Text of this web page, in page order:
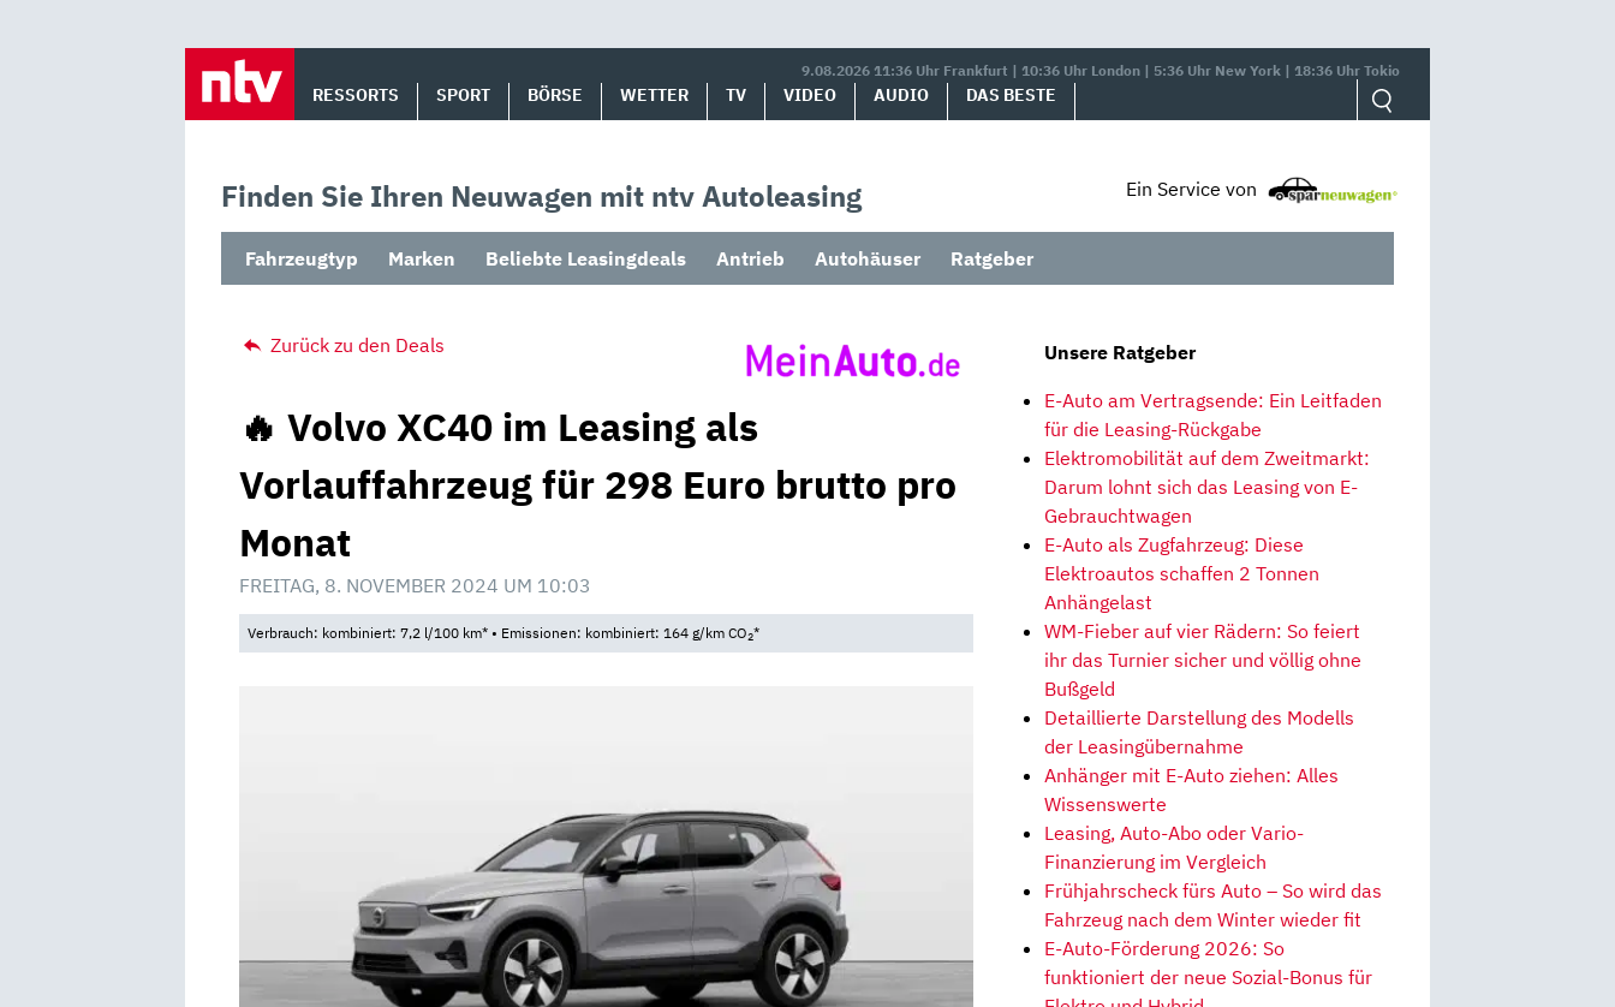
9.08.2026 11:36 Uhr Frankfurt | 10:36 Uhr London | 5:36 Uhr New York | 18:36 Uhr Tokio
RESSORTS SPORT BÖRSE WETTER TV VIDEO AUDIO DAS BESTE
Finden Sie Ihren Neuwagen mit ntv Autoleasing Ein Service von
Fahrzeugtyp Marken Beliebte Leasingdeals Antrieb Autohäuser Ratgeber
Zurück zu den Deals
🔥 Volvo XC40 im Leasing als
Vorlauffahrzeug für 298 Euro brutto pro
Monat
FREITAG, 8. NOVEMBER 2024 UM 10:03
Verbrauch: kombiniert: 7,2 l/100 km* • Emissionen: kombiniert: 164 g/km CO2*
Unsere Ratgeber
E-Auto am Vertragsende: Ein Leitfaden
für die Leasing-Rückgabe
Elektromobilität auf dem Zweitmarkt:
Darum lohnt sich das Leasing von E-
Gebrauchtwagen
E-Auto als Zugfahrzeug: Diese
Elektroautos schaffen 2 Tonnen
Anhängelast
WM-Fieber auf vier Rädern: So feiert
ihr das Turnier sicher und völlig ohne
Bußgeld
Detaillierte Darstellung des Modells
der Leasingübernahme
Anhänger mit E-Auto ziehen: Alles
Wissenswerte
Leasing, Auto-Abo oder Vario-
Finanzierung im Vergleich
Frühjahrscheck fürs Auto – So wird das
Fahrzeug nach dem Winter wieder fit
E-Auto-Förderung 2026: So
funktioniert der neue Sozial-Bonus für